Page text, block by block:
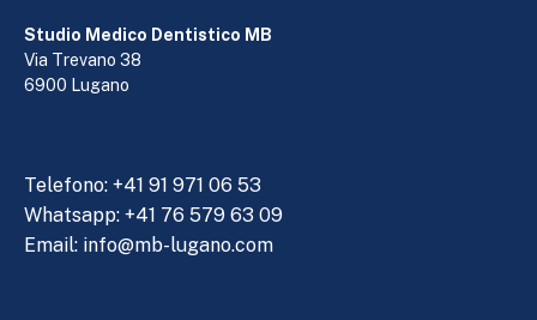
Studio Medico Dentistico MB
Via Trevano 38
6900 Lugano
Telefono: +41 91 971 06 53
Whatsapp: +41 76 579 63 09
Email: info@mb-lugano.com